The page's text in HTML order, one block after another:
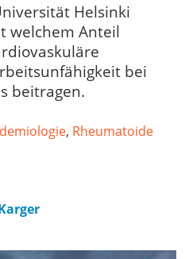
Helsinki
welchem Anteil
bei
beitragen.
, Rheumatoide